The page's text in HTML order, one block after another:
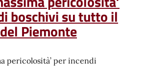
boschivi su tutto il
Piemonte
pericolosità’ per incendi